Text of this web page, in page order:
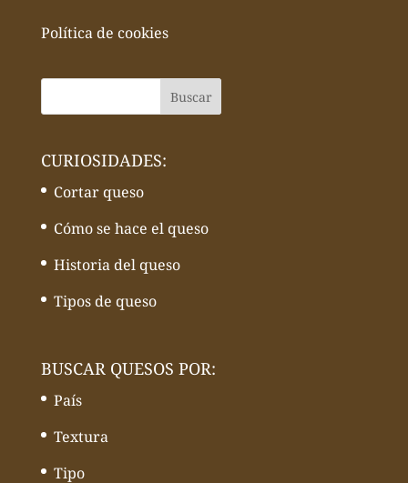
Política de cookies
CURIOSIDADES:
Cortar queso
Cómo se hace el queso
Historia del queso
Tipos de queso
BUSCAR QUESOS POR:
País
Textura
Tipo